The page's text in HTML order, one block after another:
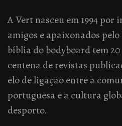
A Vert nasceu em 1994
amigos e apaixonados
bíblia do bodyboard tem
centena de revistas
elo de ligação entre a
portuguesa e a cultura
desporto.